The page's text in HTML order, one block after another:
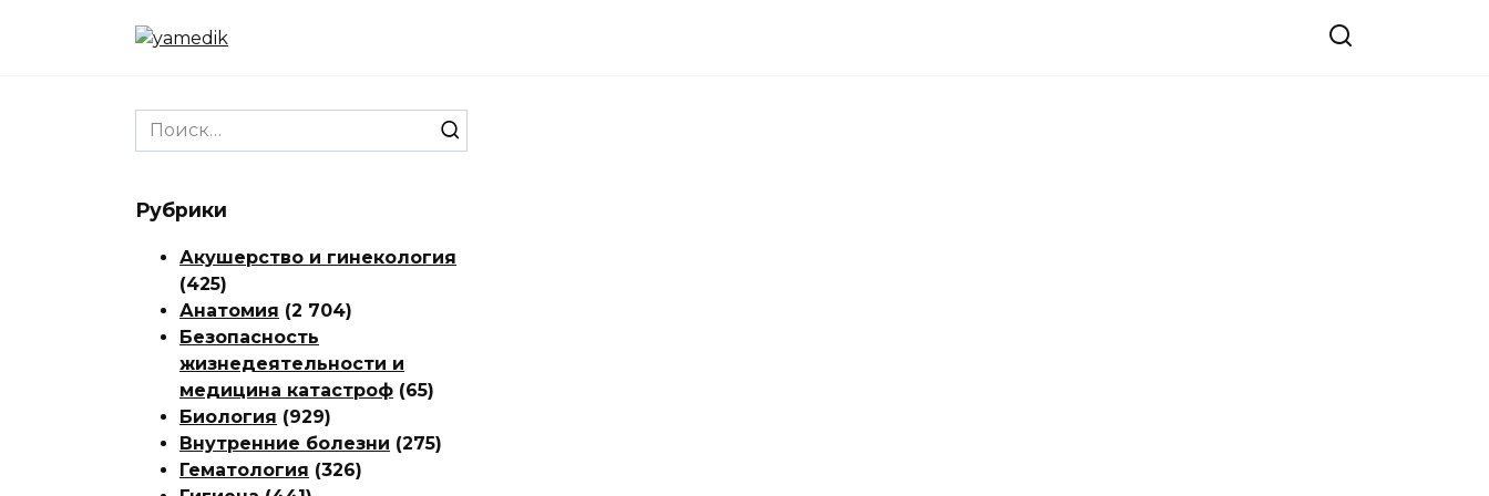
Search
for:
Рубрики
Акушерство и гинекология
(425)
Анатомия (2 704)
Безопасность
жизнедеятельности и
медицина катастроф (65)
Биология (929)
Внутренние болезни (275)
Гематология (326)